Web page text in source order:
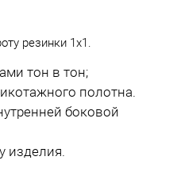
резинки 1х1.
тон в тон;
полотна.
боковой
изделия.